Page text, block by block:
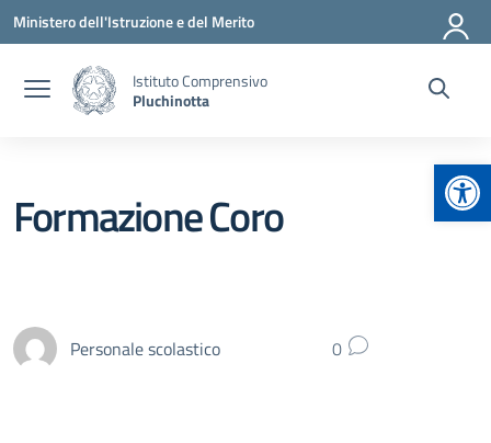
Vai ai contenuti
Vai al menu di navigazione
Vai al footer
Ministero dell'Istruzione e del Merito
Istituto Comprensivo
Pluchinotta
Formazione Coro
Personale scolastico 0